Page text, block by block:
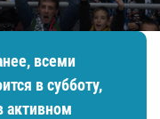
всеми
в субботу,
активном